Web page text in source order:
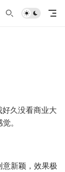
久没看商业大
。
新颖，效果极